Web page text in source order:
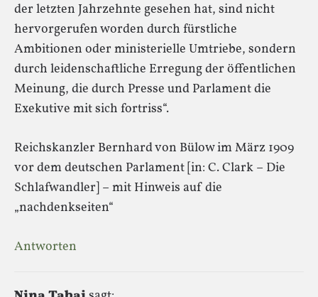
der letzten Jahrzehnte gesehen hat, sind nicht
hervorgerufen worden durch fürstliche
Ambitionen oder ministerielle Umtriebe, sondern
durch leidenschaftliche Erregung der öffentlichen
Meinung, die durch Presse und Parlament die
Exekutive mit sich fortriss“.
Reichskanzler Bernhard von Bülow im März 1909
vor dem deutschen Parlament [in: C. Clark – Die
Schlafwandler] – mit Hinweis auf die
„nachdenkseiten“
Antworten